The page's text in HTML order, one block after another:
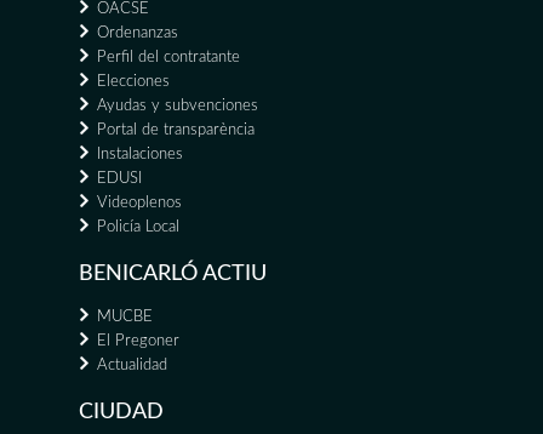
OACSE
Ordenanzas
Perfil del contratante
Elecciones
Ayudas y subvenciones
Portal de transparència
Instalaciones
EDUSI
Videoplenos
Policía Local
BENICARLÓ ACTIU
MUCBE
El Pregoner
Actualidad
CIUDAD